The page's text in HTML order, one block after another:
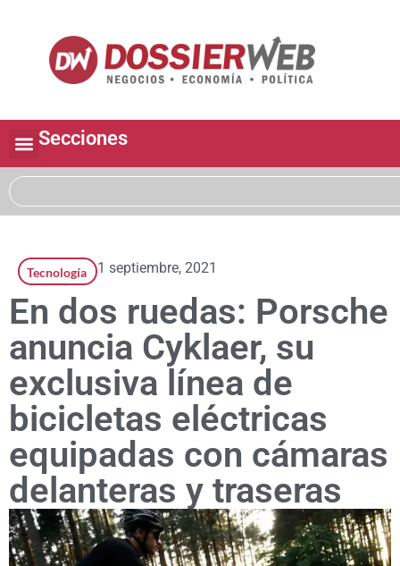
Secciones
Tecnología 1 septiembre, 2021
En dos ruedas: Porsche
anuncia Cyklaer, su
exclusiva línea de
bicicletas eléctricas
equipadas con cámaras
delanteras y traseras